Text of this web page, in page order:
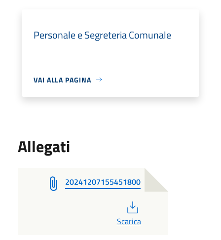
Personale e Segreteria Comunale
VAI ALLA PAGINA
Allegati
20241207155451800
Scarica